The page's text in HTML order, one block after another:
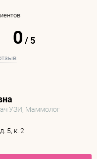
0 /5
УЗИ, Маммолог
5, к. 2